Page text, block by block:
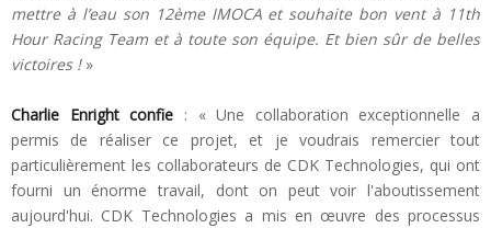
mettre à l’eau son 12ème IMOCA et souhaite bon vent à 11th
Hour Racing Team et à toute son équipe. Et bien sûr de belles
victoires !»
Charlie Enright confie : « Une collaboration exceptionnelle a
permis de réaliser ce projet, et je voudrais remercier tout
particulièrement les collaborateurs de CDK Technologies, qui ont
fourni un énorme travail, dont on peut voir l'aboutissement
aujourd'hui. CDK Technologies a mis en œuvre des processus